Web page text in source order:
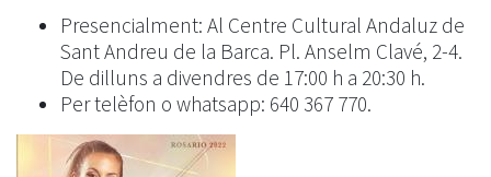
Presencialment: Al Centre Cultural Andaluz de
Sant Andreu de la Barca. Pl. Anselm Clavé, 2-4.
De dilluns a divendres de 17:00 h a 20:30 h.
Per telèfon o whatsapp: 640 367 770.